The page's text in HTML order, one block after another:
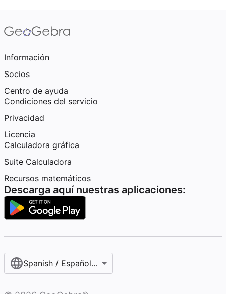
Información
Socios
Centro de ayuda
Condiciones del servicio
Privacidad
Licencia
Calculadora gráfica
Suite Calculadora
Recursos matemáticos
Descarga aquí nuestras aplicaciones:
Spanish / Español (internacional)